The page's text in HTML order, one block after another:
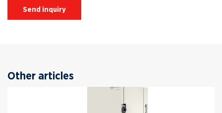
Send inquiry
Other articles